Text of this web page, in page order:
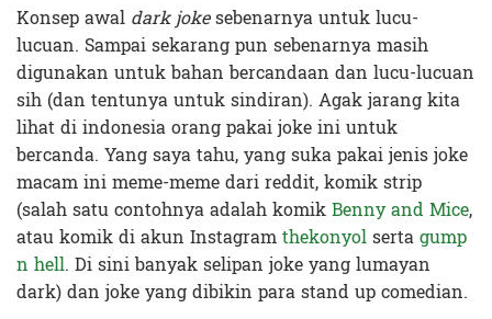
Konsep awal dark jokesebenarnya untuk lucu-
lucuan. Sampai sekarang pun sebenarnya masih
digunakan untuk bahan bercandaan dan lucu-lucuan
sih (dan tentunya untuk sindiran). Agak jarang kita
lihat di indonesia orang pakai joke ini untuk
bercanda. Yang saya tahu, yang suka pakai jenis joke
macam ini meme-meme dari reddit, komik strip
(salah satu contohnya adalah komikBenny and Mice,
atau komik di akun Instagramthekonyolsertagump
n hell. Di sini banyak selipan joke yang lumayan
dark) dan joke yang dibikin para stand up comedian.